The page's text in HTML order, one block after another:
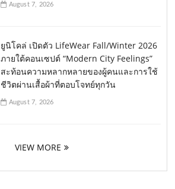
August 7, 2026
ยูนิโคล่ เปิดตัว LifeWear Fall/Winter 2026
ภายใต้คอนเซปต์ “Modern City Feelings”
สะท้อนความหลากหลายของผู้คนและการใช้
ชีวิตผ่านเสื้อผ้าที่ตอบโจทย์ทุกวัน
August 7, 2026
VIEW MORE